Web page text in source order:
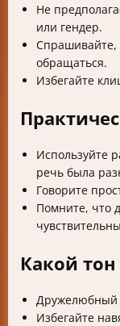
Не
или гендер.
Спрашивайте,
обращаться.
Избегайте
Используйте
речь была
Говорите
Помните, что
Какой
Дружелюбный
Избегайте